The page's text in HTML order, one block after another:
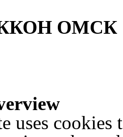
ОМСК
uses